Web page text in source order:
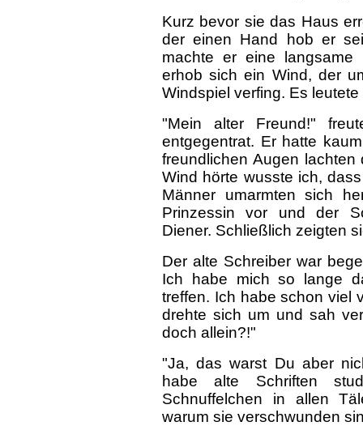
Kurz bevor sie das Haus
der einen Hand hob er
machte er eine langsame
erhob sich ein Wind, der
Windspiel verfing. Es
"Mein alter Freund!"
entgegentrat. Er hatte
freundlichen Augen
Wind hörte wusste ich,
Männer umarmten sich
Prinzessin vor und der
Diener. Schließlich zeigten
Der alte Schreiber war
Ich habe mich so lange
treffen. Ich habe schon viel
drehte sich um und sah
doch allein?!"
"Ja, das warst Du aber
habe alte Schriften
Schnuffelchen in allen
warum sie verschwunden